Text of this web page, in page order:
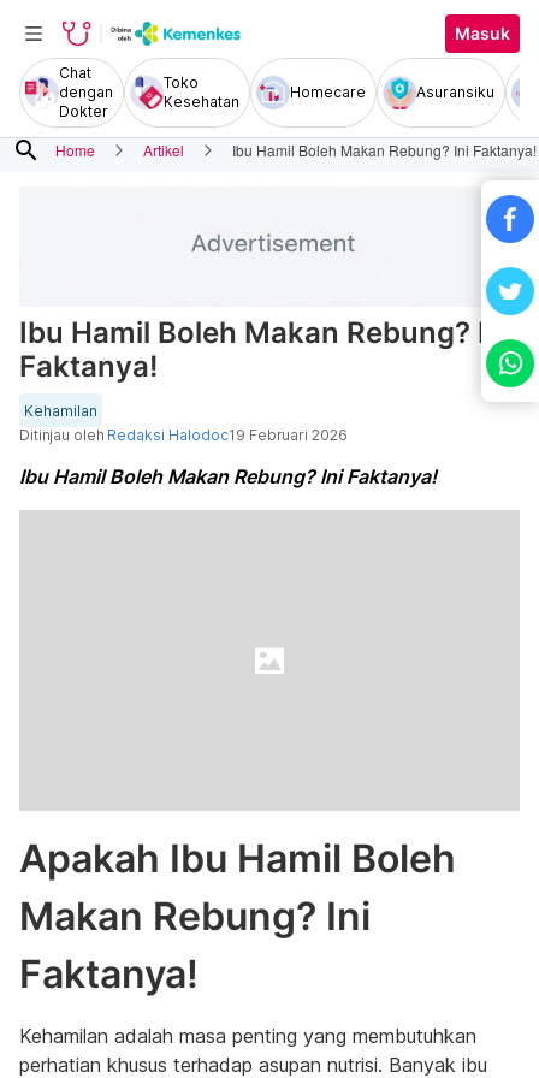
Masuk
Chat
dengan
Dokter
Toko
Kesehatan
Homecare Asuransiku
search Home Artikel Ibu Hamil Boleh Makan Rebung? Ini Faktanya!
Ibu Hamil Boleh Makan Rebung? Ini
Faktanya!
Kehamilan
Ditinjau oleh Redaksi Halodoc19 Februari 2026
Ibu Hamil Boleh Makan Rebung? Ini Faktanya!
Apakah Ibu Hamil Boleh
Makan Rebung? Ini
Faktanya!
Kehamilan adalah masa penting yang membutuhkan
perhatian khusus terhadap asupan nutrisi. Banyak ibu